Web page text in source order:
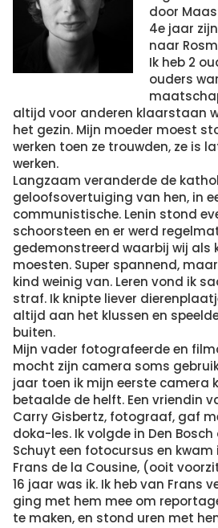
door
4e jaar
naar
Ik heb 2
ouders
altijd voor anderen klaarstaan
het gezin. Mijn moeder moest
werken toen ze trouwden, ze is
werken.
Langzaam veranderde de
geloofsovertuiging van hen, in
communistische. Lenin stond
schoorsteen en er werd
gedemonstreerd waarbij wij als
moesten. Super spannend,
kind weinig van. Leren vond ik
straf. Ik knipte liever
altijd aan het klussen en
buiten.
Mijn vader fotografeerde en
mocht zijn camera soms
jaar toen ik mijn eerste camera
betaalde de helft. Een vriendin
Carry Gisbertz, fotograaf, gaf
doka-les. Ik volgde in Den
Schuyt een fotocursus en kwam
Frans de la Cousine, (ooit
16 jaar was ik. Ik heb van Frans
ging met hem mee om
te maken, en stond uren met